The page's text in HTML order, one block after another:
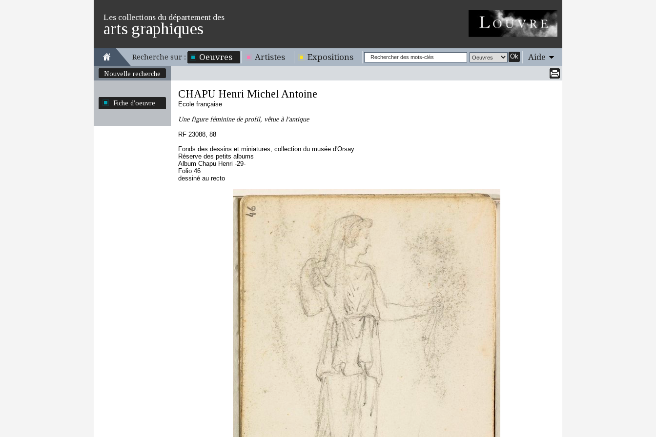
Les collections du département des
arts graphiques
Recherche sur : Oeuvres Artistes Expositions Ok Aide
Nouvelle recherche
Fiche d'oeuvre
CHAPU Henri Michel Antoine
Ecole française
Une figure féminine de profil, vêtue à l'antique
RF 23088, 88
Fonds des dessins et miniatures, collection du musée d'Orsay
Réserve des petits albums
Album Chapu Henri -29-
Folio 46
dessiné au recto